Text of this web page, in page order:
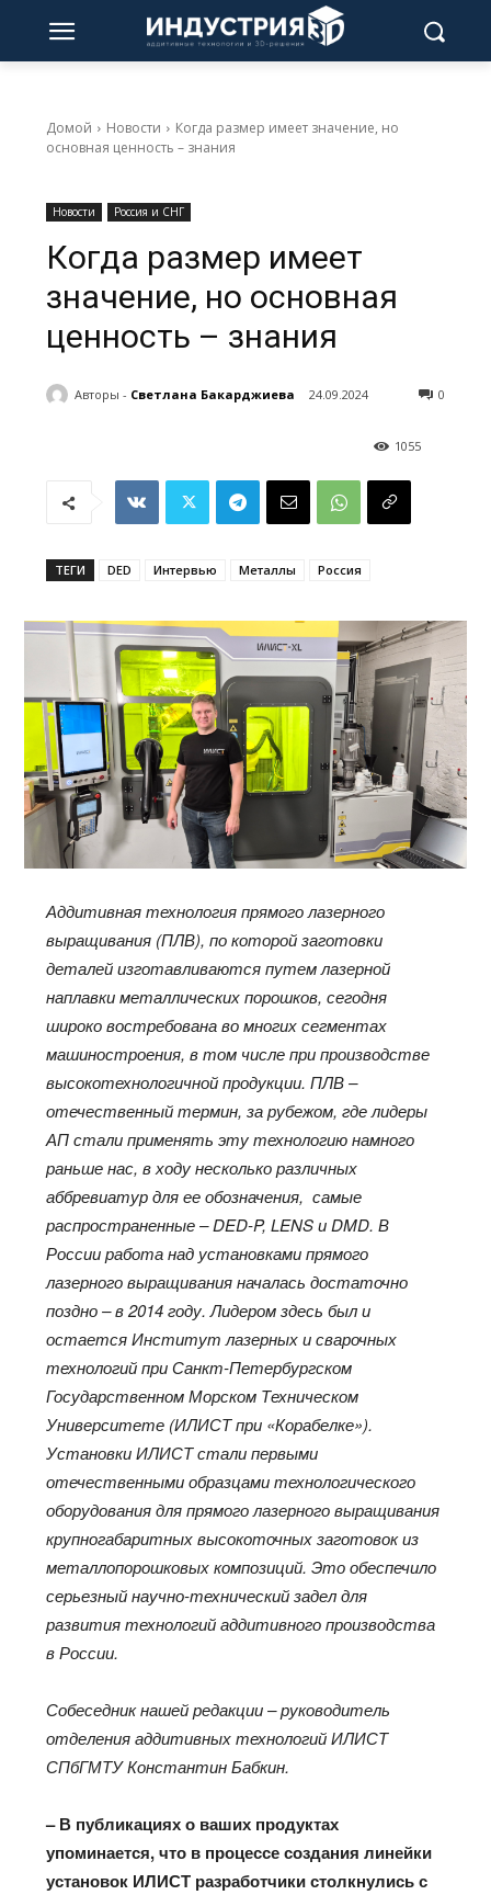
Домой Новости
Когда размер имеет значение, но
основная ценность – знания
Новости Россия и СНГ
Когда размер имеет
значение, но основная
ценность – знания
Авторы - Светлана Бакарджиева 24.09.2024 0
1055
ТЕГИ DED Интервью Металлы Россия
Аддитивная технология прямого лазерного
выращивания (ПЛВ), по которой заготовки
деталей изготавливаются путем лазерной
наплавки металлических порошков, сегодня
широко востребована во многих сегментах
машиностроения, в том числе при производстве
высокотехнологичной продукции. ПЛВ –
отечественный термин, за рубежом, где лидеры
АП стали применять эту технологию намного
раньше нас, в ходу несколько различных
аббревиатур для ее обозначения, самые
распространенные – DED-P, LENS и DMD. В
России работа над установками прямого
лазерного выращивания началась достаточно
поздно – в 2014 году. Лидером здесь был и
остается Институт лазерных и сварочных
технологий при Санкт-Петербургском
Государственном Морском Техническом
Университете (ИЛИСТ при «Корабелке»).
Установки ИЛИСТ стали первыми
отечественными образцами технологического
оборудования для прямого лазерного выращивания
крупногабаритных высокоточных заготовок из
металлопорошковых композиций. Это обеспечило
серьезный научно-технический задел для
развития технологий аддитивного производства
в России.
Собеседник нашей редакции – руководитель
отделения аддитивных технологий ИЛИСТ
СПбГМТУ Константин Бабкин.
– В публикациях о ваших продуктах
упоминается, что в процессе создания линейки
установок ИЛИСТ разработчики столкнулись с